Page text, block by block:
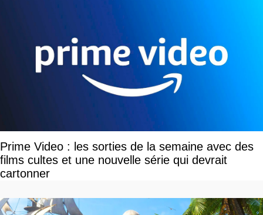
Prime Video : les sorties de la semaine avec des
films cultes et une nouvelle série qui devrait
cartonner